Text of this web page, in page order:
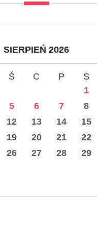
SIERPIEŃ 2026
Ś C P S
1
5 6 7 8
12 13 14 15
19 20 21 22
26 27 28 29